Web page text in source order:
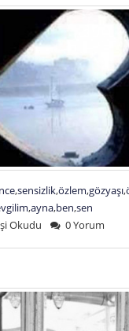
,sensizlik,özlem,gözyaşı,
,ayna,ben,sen
Okudu
0 Yorum